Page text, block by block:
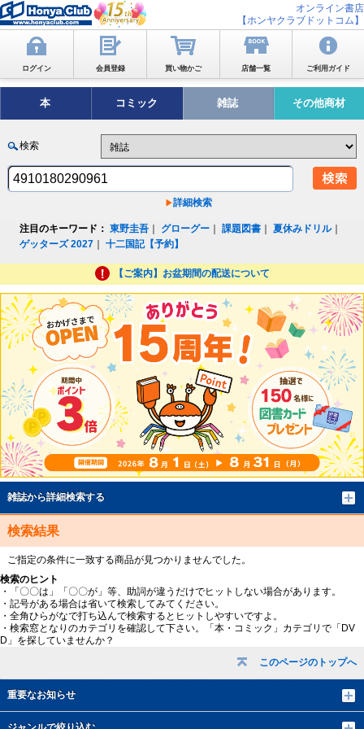
オンライン書店
【ホンヤクラブドットコム】
ログイン 会員登録 買い物かご 店舗一覧 ご利用ガイド
本 コミック 雑誌 その他商材
検索
詳細検索
注目のキーワード： 東野圭吾 グローグー ｜課題図書 ｜夏休みドリル｜
ゲッターズ 2027 ｜十二国記【予約】
【ご案内】お盆期間の配送について
このページのトップへ
重要なお知らせ
雑誌から詳細検索する
検索結果
ご指定の条件に一致する商品が見つかりませんでした。
検索のヒント
・「〇〇は」「〇〇が」等、助詞が違うだけでヒットしない場合があります。
・記号がある場合は省いて検索してみてください。
・全角ひらがなで打ち込んで検索するとヒットしやすいですよ。
・検索窓となりのカテゴリを確認して下さい。「本・コミック」カテゴリで「DV
D」を探していませんか？